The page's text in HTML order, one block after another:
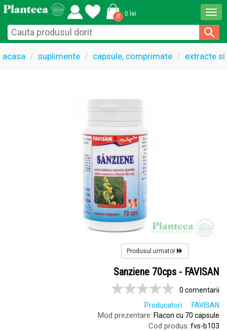
0 0 lei
acasa suplimente capsule, comprimate extracte
Produsul urmator
Sanziene 70cps - FAVISAN
0 comentarii
Producatori
FAVISAN
Mod prezentare: Flacon cu 70 capsule
Cod produs: fvs-b103